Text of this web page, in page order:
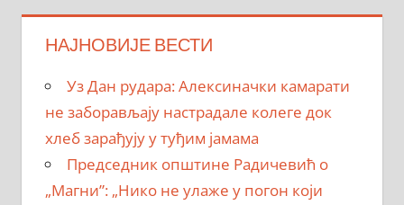
НАЈНОВИЈЕ ВЕСТИ
Уз Дан рудара: Алексиначки камарати
не заборављају настрадале колеге док
хлеб зарађују у туђим јамама
Председник општине Радичевић о
„Магни”: „Нико не улаже у погон који